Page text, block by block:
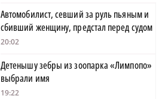
Автомобилист, севший за руль пьяным и
сбивший женщину, предстал перед судом
20:02
Детенышу зебры из зоопарка «Лимпопо»
выбрали имя
19:22